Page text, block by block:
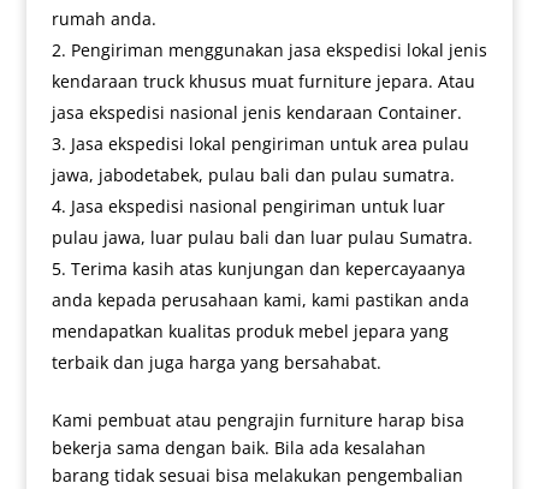
rumah anda.
Pengiriman menggunakan jasa ekspedisi lokal jenis
kendaraan truck khusus muat furniture jepara. Atau
jasa ekspedisi nasional jenis kendaraan Container.
Jasa ekspedisi lokal pengiriman untuk area pulau
jawa, jabodetabek, pulau bali dan pulau sumatra.
Jasa ekspedisi nasional pengiriman untuk luar
pulau jawa, luar pulau bali dan luar pulau Sumatra.
Terima kasih atas kunjungan dan kepercayaanya
anda kepada perusahaan kami, kami pastikan anda
mendapatkan kualitas produk mebel jepara yang
terbaik dan juga harga yang bersahabat.
Kami pembuat atau pengrajin furniture harap bisa
bekerja sama dengan baik. Bila ada kesalahan
barang tidak sesuai bisa melakukan pengembalian